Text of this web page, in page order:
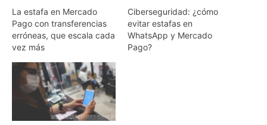
La estafa en Mercado
Pago con transferencias
erróneas, que escala cada
vez más
Ciberseguridad: ¿cómo
evitar estafas en
WhatsApp y Mercado
Pago?